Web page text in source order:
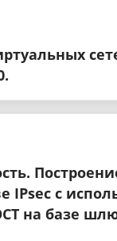
IPsec с
на базе